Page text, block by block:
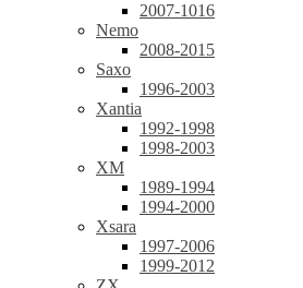
2007-1016
Nemo
2008-2015
Saxo
1996-2003
Xantia
1992-1998
1998-2003
XM
1989-1994
1994-2000
Xsara
1997-2006
1999-2012